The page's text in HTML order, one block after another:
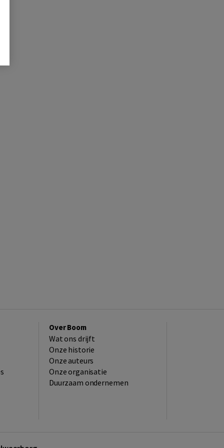
Over Boom
Wat ons drijft
Onze historie
Onze auteurs
Onze organisatie
Duurzaam ondernemen